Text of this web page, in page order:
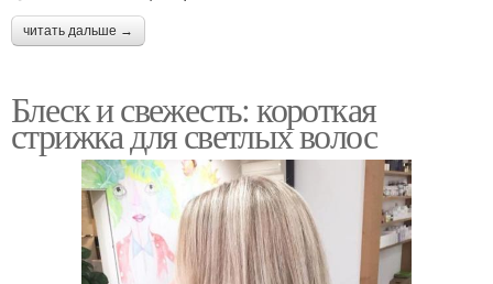
читать дальше →
Блеск и свежесть: короткая
стрижка для светлых волос